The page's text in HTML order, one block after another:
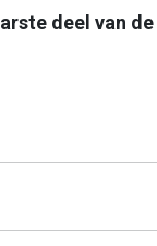
deel van de